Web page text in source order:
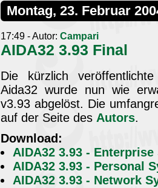
Montag, 23. Februar
17:49 - Autor: Campari
AIDA32 3.93 Final
Die kürzlich
Aida32 wurde nun wie
v3.93 abgelöst. Die
auf der Seite des Autors.
Download:
AIDA32 3.93 -
AIDA32 3.93 - Personal
AIDA32 3.93 - Network